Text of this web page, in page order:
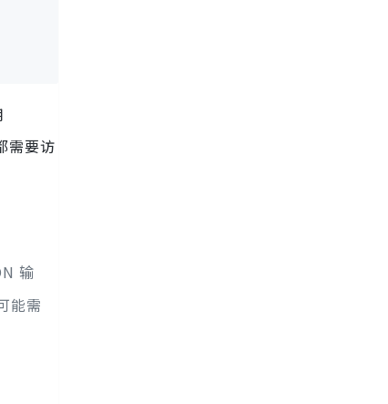
需要访
输
能需